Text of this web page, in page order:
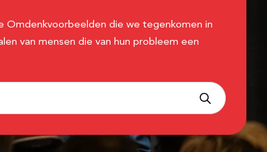
Omdenkvoorbeelden die we tegenkomen in
van mensen die van hun probleem een